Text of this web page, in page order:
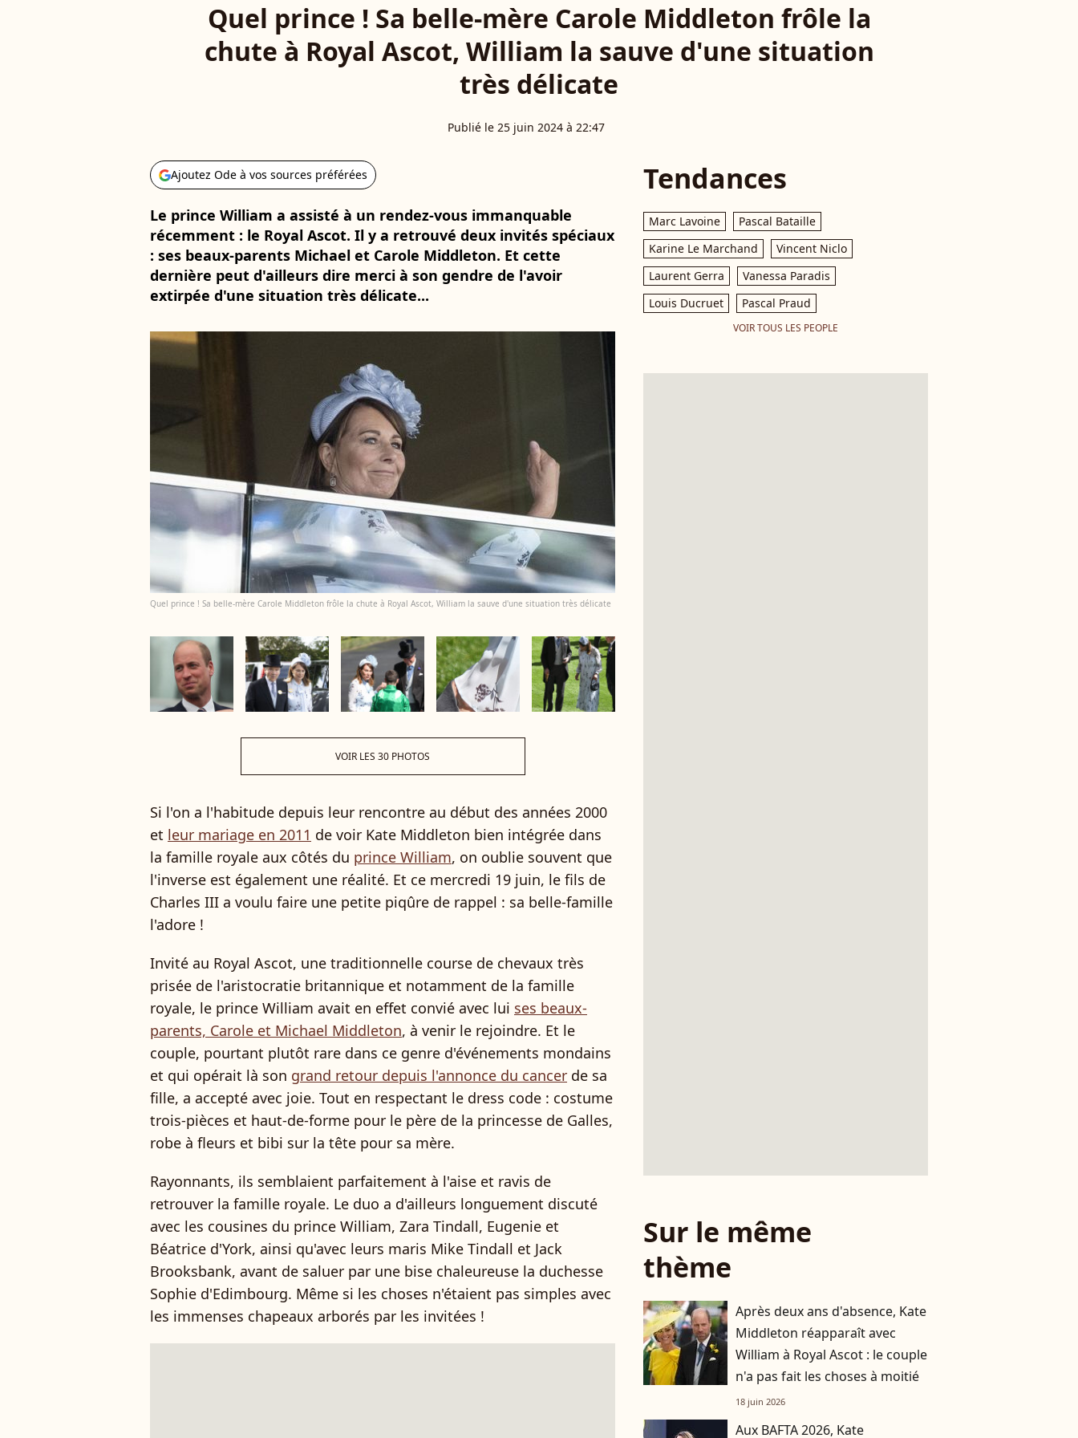
Quel prince ! Sa belle-mère Carole Middleton frôle la
chute à Royal Ascot, William la sauve d'une situation
très délicate
Publié le 25 juin 2024 à 22:47
Ajoutez Ode à vos sources préférées
Le prince William a assisté à un rendez-vous immanquable
récemment : le Royal Ascot. Il y a retrouvé deux invités spéciaux
: ses beaux-parents Michael et Carole Middleton. Et cette
dernière peut d'ailleurs dire merci à son gendre de l'avoir
extirpée d'une situation très délicate...
Quel prince ! Sa belle-mère Carole Middleton frôle la chute à Royal Ascot, William la sauve d'une situation très délicate
VOIR LES 30 PHOTOS
Si l'on a l'habitude depuis leur rencontre au début des années 2000
et leur mariage en 2011 de voir Kate Middleton bien intégrée dans
la famille royale aux côtés du prince William, on oublie souvent que
l'inverse est également une réalité. Et ce mercredi 19 juin, le fils de
Charles III a voulu faire une petite piqûre de rappel : sa belle-famille
l'adore !
Invité au Royal Ascot, une traditionnelle course de chevaux très
prisée de l'aristocratie britannique et notamment de la famille
royale, le prince William avait en effet convié avec lui ses beaux-
parents, Carole et Michael Middleton, à venir le rejoindre. Et le
couple, pourtant plutôt rare dans ce genre d'événements mondains
et qui opérait là son grand retour depuis l'annonce du cancer de sa
fille, a accepté avec joie. Tout en respectant le dress code : costume
trois-pièces et haut-de-forme pour le père de la princesse de Galles,
robe à fleurs et bibi sur la tête pour sa mère.
Rayonnants, ils semblaient parfaitement à l'aise et ravis de
retrouver la famille royale. Le duo a d'ailleurs longuement discuté
avec les cousines du prince William, Zara Tindall, Eugenie et
Béatrice d'York, ainsi qu'avec leurs maris Mike Tindall et Jack
Brooksbank, avant de saluer par une bise chaleureuse la duchesse
Sophie d'Edimbourg. Même si les choses n'étaient pas simples avec
les immenses chapeaux arborés par les invitées !
Tendances
Marc Lavoine
Pascal Bataille
Karine Le Marchand
Vincent Niclo
Laurent Gerra
Vanessa Paradis
Louis Ducruet
Pascal Praud
VOIR TOUS LES PEOPLE
Sur le même
thème
Après deux ans d'absence, Kate
Middleton réapparaît avec
William à Royal Ascot : le couple
n'a pas fait les choses à moitié
18 juin 2026
Aux BAFTA 2026, Kate